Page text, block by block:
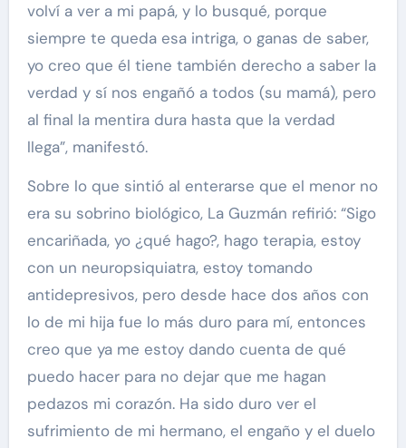
volví a ver a mi papá, y lo busqué, porque
siempre te queda esa intriga, o ganas de saber,
yo creo que él tiene también derecho a saber la
verdad y sí nos engañó a todos (su mamá), pero
al final la mentira dura hasta que la verdad
llega”, manifestó.
Sobre lo que sintió al enterarse que el menor no
era su sobrino biológico, La Guzmán refirió: “Sigo
encariñada, yo ¿qué hago?, hago terapia, estoy
con un neuropsiquiatra, estoy tomando
antidepresivos, pero desde hace dos años con
lo de mi hija fue lo más duro para mí, entonces
creo que ya me estoy dando cuenta de qué
puedo hacer para no dejar que me hagan
pedazos mi corazón. Ha sido duro ver el
sufrimiento de mi hermano, el engaño y el duelo